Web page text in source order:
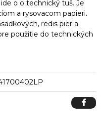
o o technický tuš. Je
a rysovacom papieri.
redis pier a
použitie do technických